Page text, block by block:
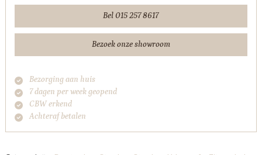
Bel 015 257 8617
Bezoek onze showroom
Bezorging aan huis
7 dagen per week geopend
CBW erkend
Achteraf betalen